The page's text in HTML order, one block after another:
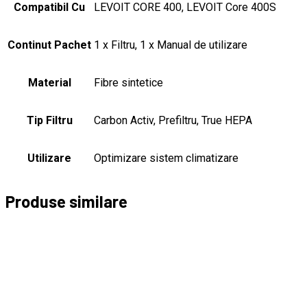
Compatibil Cu LEVOIT CORE 400, LEVOIT Core 400S
Continut Pachet 1 x Filtru, 1 x Manual de utilizare
Material Fibre sintetice
Tip Filtru Carbon Activ, Prefiltru, True HEPA
Utilizare Optimizare sistem climatizare
Produse similare